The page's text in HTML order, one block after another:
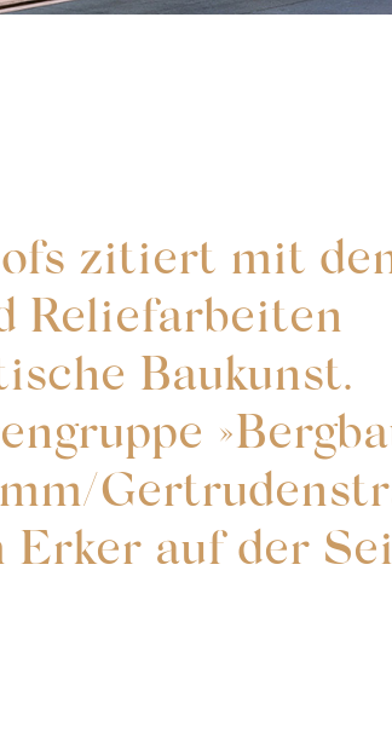
zitiert mit
Reliefarbeiten
Baukunst.
Erker auf der